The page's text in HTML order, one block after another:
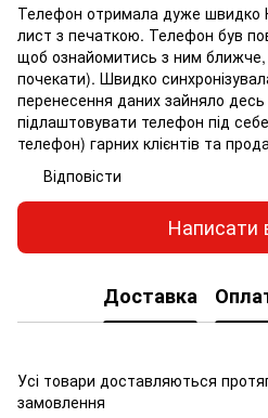
Телефон отримала дуже швидко
лист з печаткою. Телефон був
щоб ознайомитись з ним ближче,
почекати). Швидко
перенесення даних зайняло
підлаштовувати телефон під
телефон) гарних клієнтів та
Відповісти
Написати
Доставка
Усі товари доставляються
замовлення